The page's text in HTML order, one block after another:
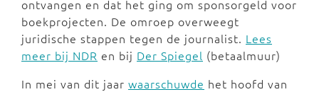
ontvangen en dat het ging om sponsorgeld voor
boekprojecten. De omroep overweegt
juridische stappen tegen de journalist. Lees
meer bij NDR en bij Der Spiegel (betaalmuur)
In mei van dit jaar waarschuwde het hoofd van